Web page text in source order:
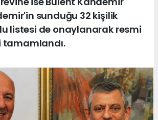
sunduğu 32 kişilik
listesi de onaylanarak resmi